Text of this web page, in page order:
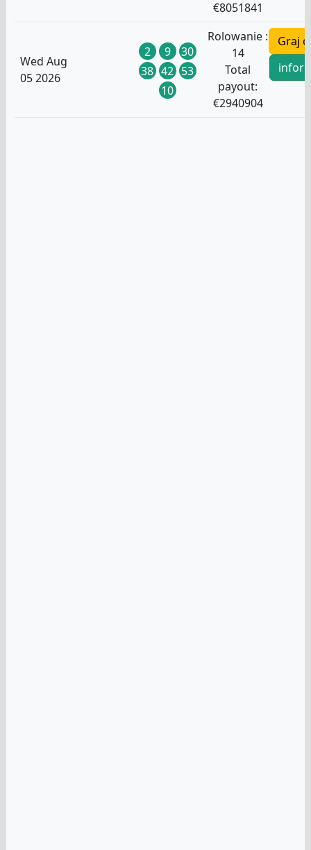
€8051841
Wed Aug
05 2026
2 9
30
38 42 53
10
Rolowanie :
14
Total
payout:
€2940904
Graj